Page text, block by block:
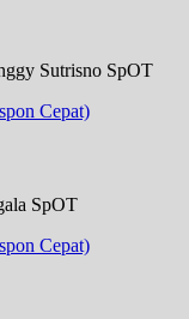
Sutrisno SpOT
Cepat)
SpOT
Cepat)